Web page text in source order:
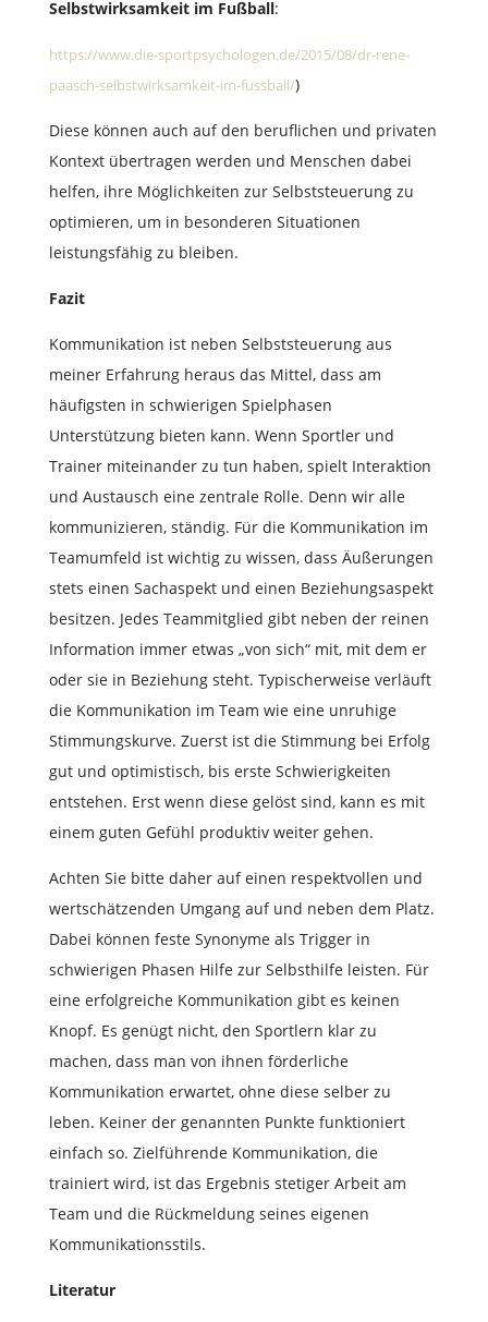
Selbstwirksamkeit im Fußball:
https://www.die-sportpsychologen.de/2015/08/dr-rene-
paasch-selbstwirksamkeit-im-fussball/)
Diese können auch auf den beruflichen und privaten
Kontext übertragen werden und Menschen dabei
helfen, ihre Möglichkeiten zur Selbststeuerung zu
optimieren, um in besonderen Situationen
leistungsfähig zu bleiben.
Fazit
Kommunikation ist neben Selbststeuerung aus
meiner Erfahrung heraus das Mittel, dass am
häufigsten in schwierigen Spielphasen
Unterstützung bieten kann. Wenn Sportler und
Trainer miteinander zu tun haben, spielt Interaktion
und Austausch eine zentrale Rolle. Denn wir alle
kommunizieren, ständig. Für die Kommunikation im
Teamumfeld ist wichtig zu wissen, dass Äußerungen
stets einen Sachaspekt und einen Beziehungsaspekt
besitzen. Jedes Teammitglied gibt neben der reinen
Information immer etwas „von sich“ mit, mit dem er
oder sie in Beziehung steht. Typischerweise verläuft
die Kommunikation im Team wie eine unruhige
Stimmungskurve. Zuerst ist die Stimmung bei Erfolg
gut und optimistisch, bis erste Schwierigkeiten
entstehen. Erst wenn diese gelöst sind, kann es mit
einem guten Gefühl produktiv weiter gehen.
Achten Sie bitte daher auf einen respektvollen und
wertschätzenden Umgang auf und neben dem Platz.
Dabei können feste Synonyme als Trigger in
schwierigen Phasen Hilfe zur Selbsthilfe leisten. Für
eine erfolgreiche Kommunikation gibt es keinen
Knopf. Es genügt nicht, den Sportlern klar zu
machen, dass man von ihnen förderliche
Kommunikation erwartet, ohne diese selber zu
leben. Keiner der genannten Punkte funktioniert
einfach so. Zielführende Kommunikation, die
trainiert wird, ist das Ergebnis stetiger Arbeit am
Team und die Rückmeldung seines eigenen
Kommunikationsstils.
Literatur